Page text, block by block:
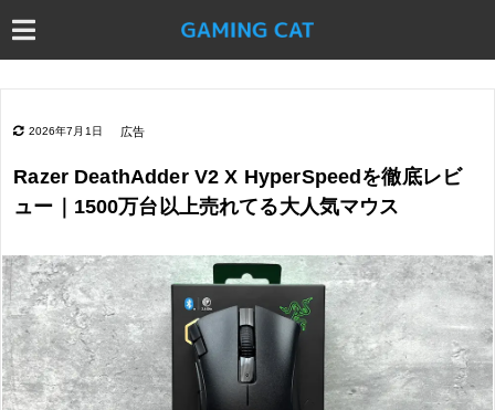
2026年7月1日 広告
Razer DeathAdder V2 X HyperSpeedを徹底レビ
ュー｜1500万台以上売れてる大人気マウス